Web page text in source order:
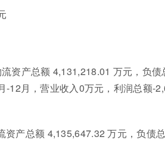
资产总额 4,131,218.01 万元，负
-12月，营业收入0万元，利润总额-
资产总额 4,135,647.32 万元，负债